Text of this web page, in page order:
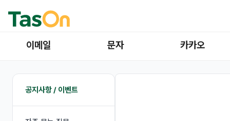
이메일 문자 카카오
공지사항 / 이벤트